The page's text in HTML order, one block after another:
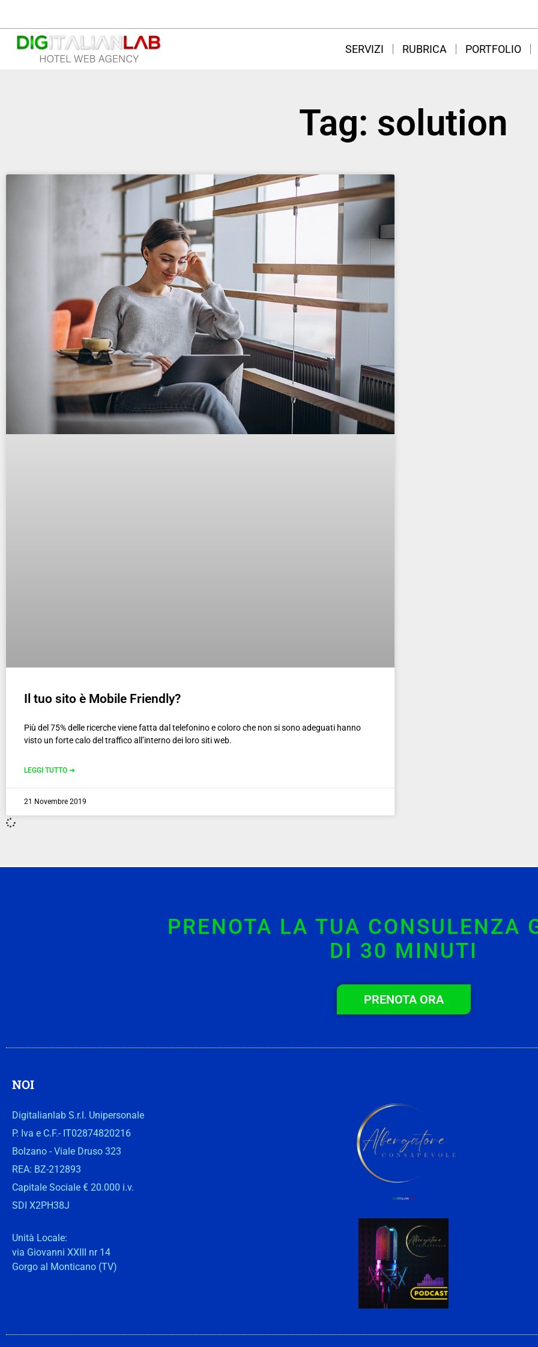
SERVIZI RUBRICA PORTFOLIO
Tag: solution
Il tuo sito è Mobile Friendly?
Più del 75% delle ricerche viene fatta dal telefonino e coloro che non si sono adeguati hanno
visto un forte calo del traffico all’interno dei loro siti web.
LEGGI TUTTO ➔
21 Novembre 2019
PRENOTA LA TUA CONSULENZA
DI 30 MINUTI
PRENOTA ORA
NOI
Digitalianlab S.r.l. Unipersonale
P. Iva e C.F.- IT02874820216
Bolzano - Viale Druso 323
REA: BZ-212893
Capitale Sociale € 20.000 i.v.
SDI X2PH38J
Unità Locale:
via Giovanni XXIII nr 14
Gorgo al Monticano (TV)